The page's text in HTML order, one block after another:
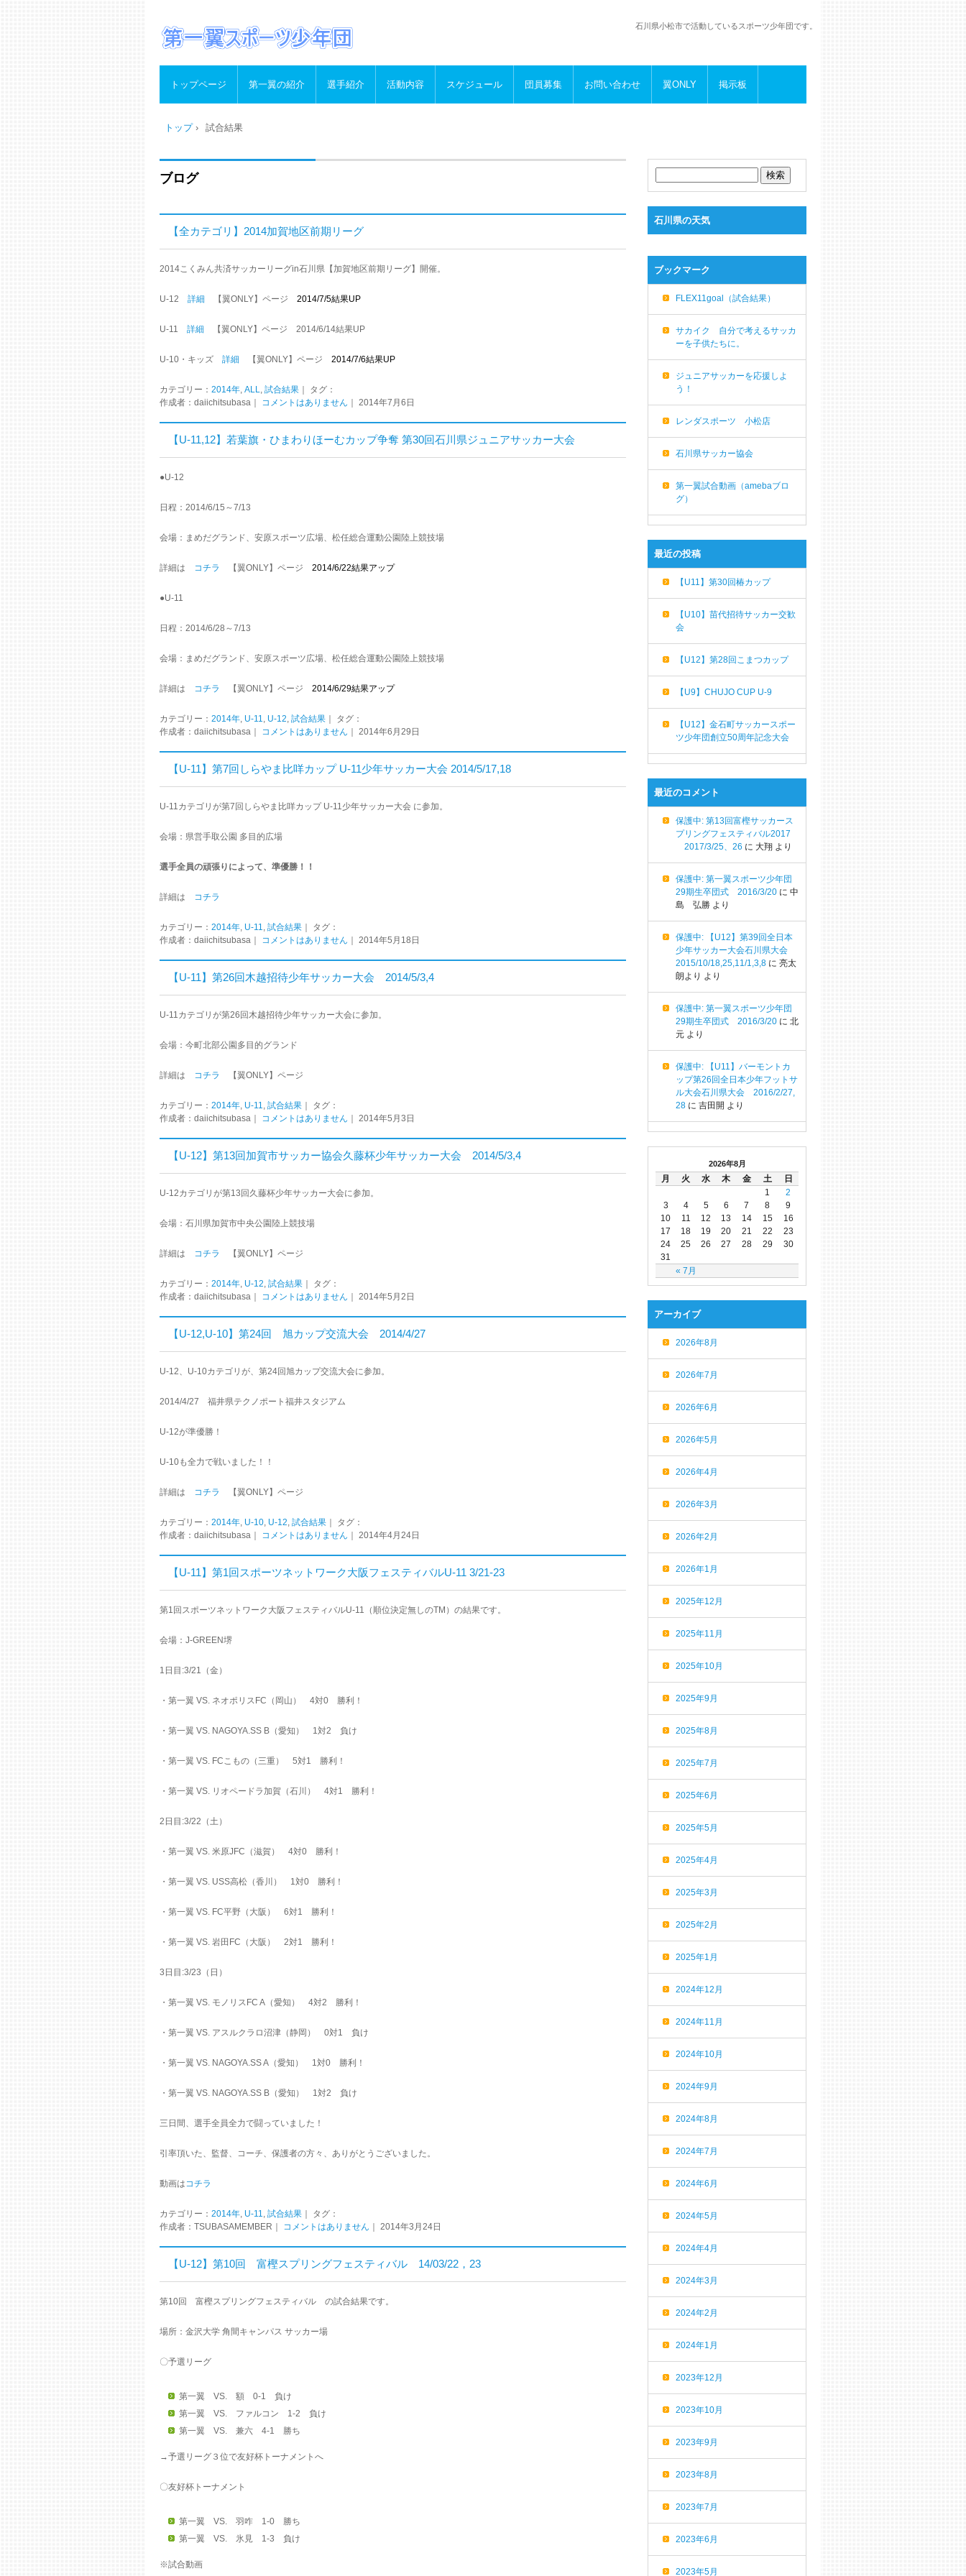
石川県小松市で活動しているスポーツ少年団です。
トップページ 第一翼の紹介 選手紹介 活動内容 スケジュール 団員募集 お問い合わせ 翼ONLY 掲示板
トップ› 試合結果
ブログ
【全カテゴリ】2014加賀地区前期リーグ
2014こくみん共済サッカーリーグin石川県【加賀地区前期リーグ】開催。
U-12 詳細 【翼ONLY】ページ 2014/7/5結果UP
U-11 詳細 【翼ONLY】ページ 2014/6/14結果UP
U-10・キッズ 詳細 【翼ONLY】ページ 2014/7/6結果UP
カテゴリー： 2014年 ALL 試合結果 ｜ タグ：
作成者：daiichitsubasa｜
コメントはありません ｜ 2014年7月6日
【U-11,12】若葉旗・ひまわりほーむカップ争奪 第30回石川県ジュニアサッカー大会
●U-12
日程：2014/6/15～7/13
会場：まめだグランド、安原スポーツ広場、松任総合運動公園陸上競技場
詳細は コチラ 【翼ONLY】ページ 2014/6/22結果アップ
●U-11
日程：2014/6/28～7/13
会場：まめだグランド、安原スポーツ広場、松任総合運動公園陸上競技場
詳細は コチラ 【翼ONLY】ページ 2014/6/29結果アップ
カテゴリー： 2014年 U-11 U-12 試合結果 ｜ タグ：
作成者：daiichitsubasa｜
コメントはありません ｜ 2014年6月29日
【U-11】第7回しらやま比咩カップ U-11少年サッカー大会 2014/5/17,18
U-11カテゴリが第7回しらやま比咩カップ U-11少年サッカー大会 に参加。
会場：県営手取公園 多目的広場
選手全員の頑張りによって、準優勝！！
詳細は コチラ
カテゴリー： 2014年 U-11 試合結果 ｜ タグ：
作成者：daiichitsubasa｜
コメントはありません ｜ 2014年5月18日
【U-11】第26回木越招待少年サッカー大会 2014/5/3,4
U-11カテゴリが第26回木越招待少年サッカー大会に参加。
会場：今町北部公園多目的グランド
詳細は コチラ 【翼ONLY】ページ
カテゴリー： 2014年 U-11 試合結果 ｜ タグ：
作成者：daiichitsubasa｜
コメントはありません ｜ 2014年5月3日
【U-12】第13回加賀市サッカー協会久藤杯少年サッカー大会 2014/5/3,4
U-12カテゴリが第13回久藤杯少年サッカー大会に参加。
会場：石川県加賀市中央公園陸上競技場
詳細は コチラ 【翼ONLY】ページ
カテゴリー： 2014年 U-12 試合結果 ｜ タグ：
作成者：daiichitsubasa｜
コメントはありません ｜ 2014年5月2日
【U-12,U-10】第24回 旭カップ交流大会 2014/4/27
U-12、U-10カテゴリが、第24回旭カップ交流大会に参加。
2014/4/27 福井県テクノポート福井スタジアム
U-12が準優勝！
U-10も全力で戦いました！！
詳細は コチラ 【翼ONLY】ページ
カテゴリー： 2014年 U-10 U-12 試合結果 ｜ タグ：
作成者：daiichitsubasa｜
コメントはありません ｜ 2014年4月24日
【U-11】第1回スポーツネットワーク大阪フェスティバルU-11 3/21-23
第1回スポーツネットワーク大阪フェスティバルU-11（順位決定無しのTM）の結果です。
会場：J-GREEN堺
1日目:3/21（金）
・第一翼 VS. ネオポリスFC（岡山） 4対0 勝利！
・第一翼 VS. NAGOYA.SS B（愛知） 1対2 負け
・第一翼 VS. FCこもの（三重） 5対1 勝利！
・第一翼 VS. リオペードラ加賀（石川） 4対1 勝利！
2日目:3/22（土）
・第一翼 VS. 米原JFC（滋賀） 4対0 勝利！
・第一翼 VS. USS高松（香川） 1対0 勝利！
・第一翼 VS. FC平野（大阪） 6対1 勝利！
・第一翼 VS. 岩田FC（大阪） 2対1 勝利！
3日目:3/23（日）
・第一翼 VS. モノリスFC A（愛知） 4対2 勝利！
・第一翼 VS. アスルクラロ沼津（静岡） 0対1 負け
・第一翼 VS. NAGOYA.SS A（愛知） 1対0 勝利！
・第一翼 VS. NAGOYA.SS B（愛知） 1対2 負け
三日間、選手全員全力で闘っていました！
引率頂いた、監督、コーチ、保護者の方々、ありがとうございました。
動画は コチラ
カテゴリー： 2014年 U-11 試合結果 ｜ タグ：
作成者：TSUBASAMEMBER｜
コメントはありません ｜ 2014年3月24日
【U-12】第10回 富樫スプリングフェスティバル 14/03/22，23
第10回 富樫スプリングフェスティバル の試合結果です。
場所：金沢大学 角間キャンパス サッカー場
〇予選リーグ
第一翼 VS. 額 0-1 負け
第一翼 VS. ファルコン 1-2 負け
第一翼 VS. 兼六 4-1 勝ち
→予選リーグ３位で友好杯トーナメントへ
〇友好杯トーナメント
第一翼 VS. 羽咋 1-0 勝ち
第一翼 VS. 氷見 1-3 負け
※試合動画
石川県の天気
ブックマーク
FLEX11goal（試合結果）
サカイク 自分で考えるサッカ
ーを子供たちに。
ジュニアサッカーを応援しよ
う！
レンダスポーツ 小松店
石川県サッカー協会
第一翼試合動画（amebaブロ
グ）
最近の投稿
【U11】第30回椿カップ
【U10】苗代招待サッカー交歓
会
【U12】第28回こまつカップ
【U9】CHUJO CUP U-9
【U12】金石町サッカースポー
ツ少年団創立50周年記念大会
最近のコメント
保護中: 第13回富樫サッカース
プリングフェスティバル2017
2017/3/25、26 に 大翔 より
保護中: 第一翼スポーツ少年団
29期生卒団式 2016/3/20 に 中
島 弘勝 より
保護中: 【U12】第39回全日本
少年サッカー大会石川県大会
2015/10/18,25,11/1,3,8 に 亮太
朗より より
保護中: 第一翼スポーツ少年団
29期生卒団式 2016/3/20 に 北
元 より
保護中: 【U11】バーモントカ
ップ第26回全日本少年フットサ
ル大会石川県大会 2016/2/27,
28 に 吉田開 より
2026年8月
月 火 水 木 金 土 日
« 7月
1
2
3
4 5 6 7 8
9
10
11 12 13 14 15
16
17
18 19 20 21 22
23
24
25 26 27 28 29
30
31
アーカイブ
2026年8月
2026年7月
2026年6月
2026年5月
2026年4月
2026年3月
2026年2月
2026年1月
2025年12月
2025年11月
2025年10月
2025年9月
2025年8月
2025年7月
2025年6月
2025年5月
2025年4月
2025年3月
2025年2月
2025年1月
2024年12月
2024年11月
2024年10月
2024年9月
2024年8月
2024年7月
2024年6月
2024年5月
2024年4月
2024年3月
2024年2月
2024年1月
2023年12月
2023年10月
2023年9月
2023年8月
2023年7月
2023年6月
2023年5月